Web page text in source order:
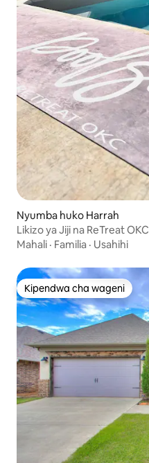
Nyumba huko Harrah
Likizo ya Jiji na ReTreat OKC
Mahali · Familia · Usahihi
Kipendwa cha wageni
Kipendwa cha wageni